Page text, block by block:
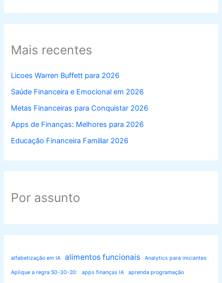
Mais recentes
Licoes Warren Buffett para 2026
Saúde Financeira e Emocional em 2026
Metas Financeiras para Conquistar 2026
Apps de Finanças: Melhores para 2026
Educação Financeira Familiar 2026
Por assunto
alfabetização em IA alimentos funcionais Analytics para iniciantes
Aplique a regra 50-30-20: apps finanças IA aprenda programação